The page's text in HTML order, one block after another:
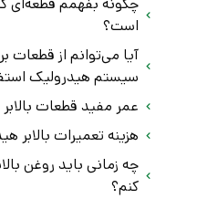
است؟
آیا می‌توانم از
سیستم هیدرولیک
عمر مفید قطعات
هزینه تعمیرات بالابر
چه زمانی باید روغن
کنم؟